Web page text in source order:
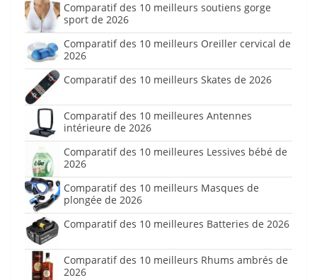
Comparatif des 10 meilleurs soutiens gorge
sport de 2026
Comparatif des 10 meilleurs Oreiller cervical de
2026
Comparatif des 10 meilleurs Skates de 2026
Comparatif des 10 meilleures Antennes
intérieure de 2026
Comparatif des 10 meilleures Lessives bébé de
2026
Comparatif des 10 meilleurs Masques de
plongée de 2026
Comparatif des 10 meilleures Batteries de 2026
Comparatif des 10 meilleurs Rhums ambrés de
2026